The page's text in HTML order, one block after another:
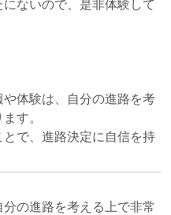
ないので、是非体験して
体験は、
自分の進路を考
す。
で、進路決定に自信を持
の進路を考える上で非常